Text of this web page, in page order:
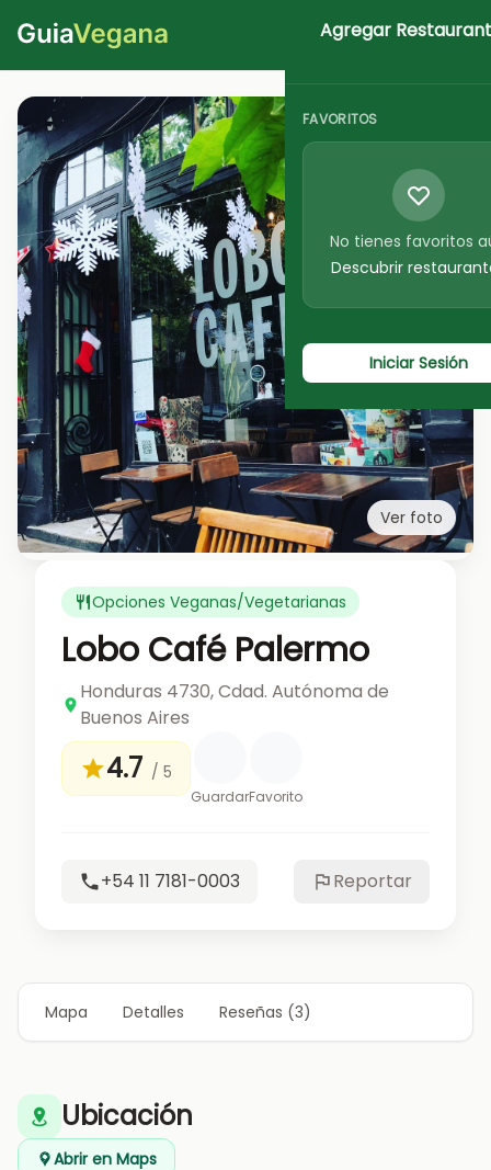
Iniciar Sesion
Agregar
FAVORITOS
No tienes favoritos
Descubrir
Iniciar Sesión
Ver foto
Opciones Veganas/Vegetarianas
Lobo Café Palermo
Honduras 4730, Cdad. Autónoma de
Buenos Aires
4.7 / 5
GuardarFavorito
+54 11 7181-0003 Reportar
Mapa Detalles Reseñas (3)
Ubicación
Abrir en Maps